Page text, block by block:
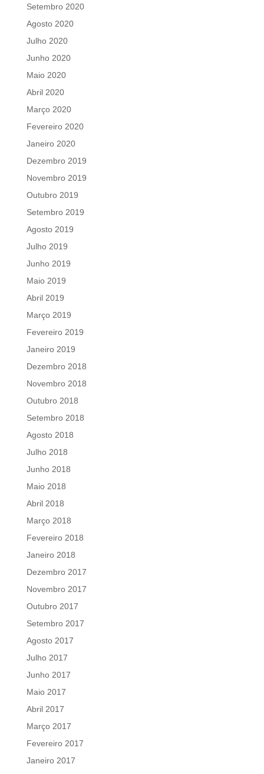
Setembro 2020
Agosto 2020
Julho 2020
Junho 2020
Maio 2020
Abril 2020
Março 2020
Fevereiro 2020
Janeiro 2020
Dezembro 2019
Novembro 2019
Outubro 2019
Setembro 2019
Agosto 2019
Julho 2019
Junho 2019
Maio 2019
Abril 2019
Março 2019
Fevereiro 2019
Janeiro 2019
Dezembro 2018
Novembro 2018
Outubro 2018
Setembro 2018
Agosto 2018
Julho 2018
Junho 2018
Maio 2018
Abril 2018
Março 2018
Fevereiro 2018
Janeiro 2018
Dezembro 2017
Novembro 2017
Outubro 2017
Setembro 2017
Agosto 2017
Julho 2017
Junho 2017
Maio 2017
Abril 2017
Março 2017
Fevereiro 2017
Janeiro 2017